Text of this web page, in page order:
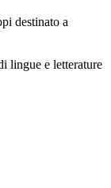
destinato a
lingue e letterature